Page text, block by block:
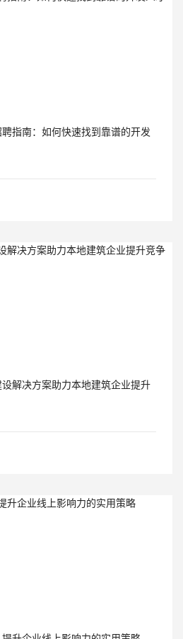
指南：如何快速找到靠谱的开发
解决方案助力本地建筑企业提升